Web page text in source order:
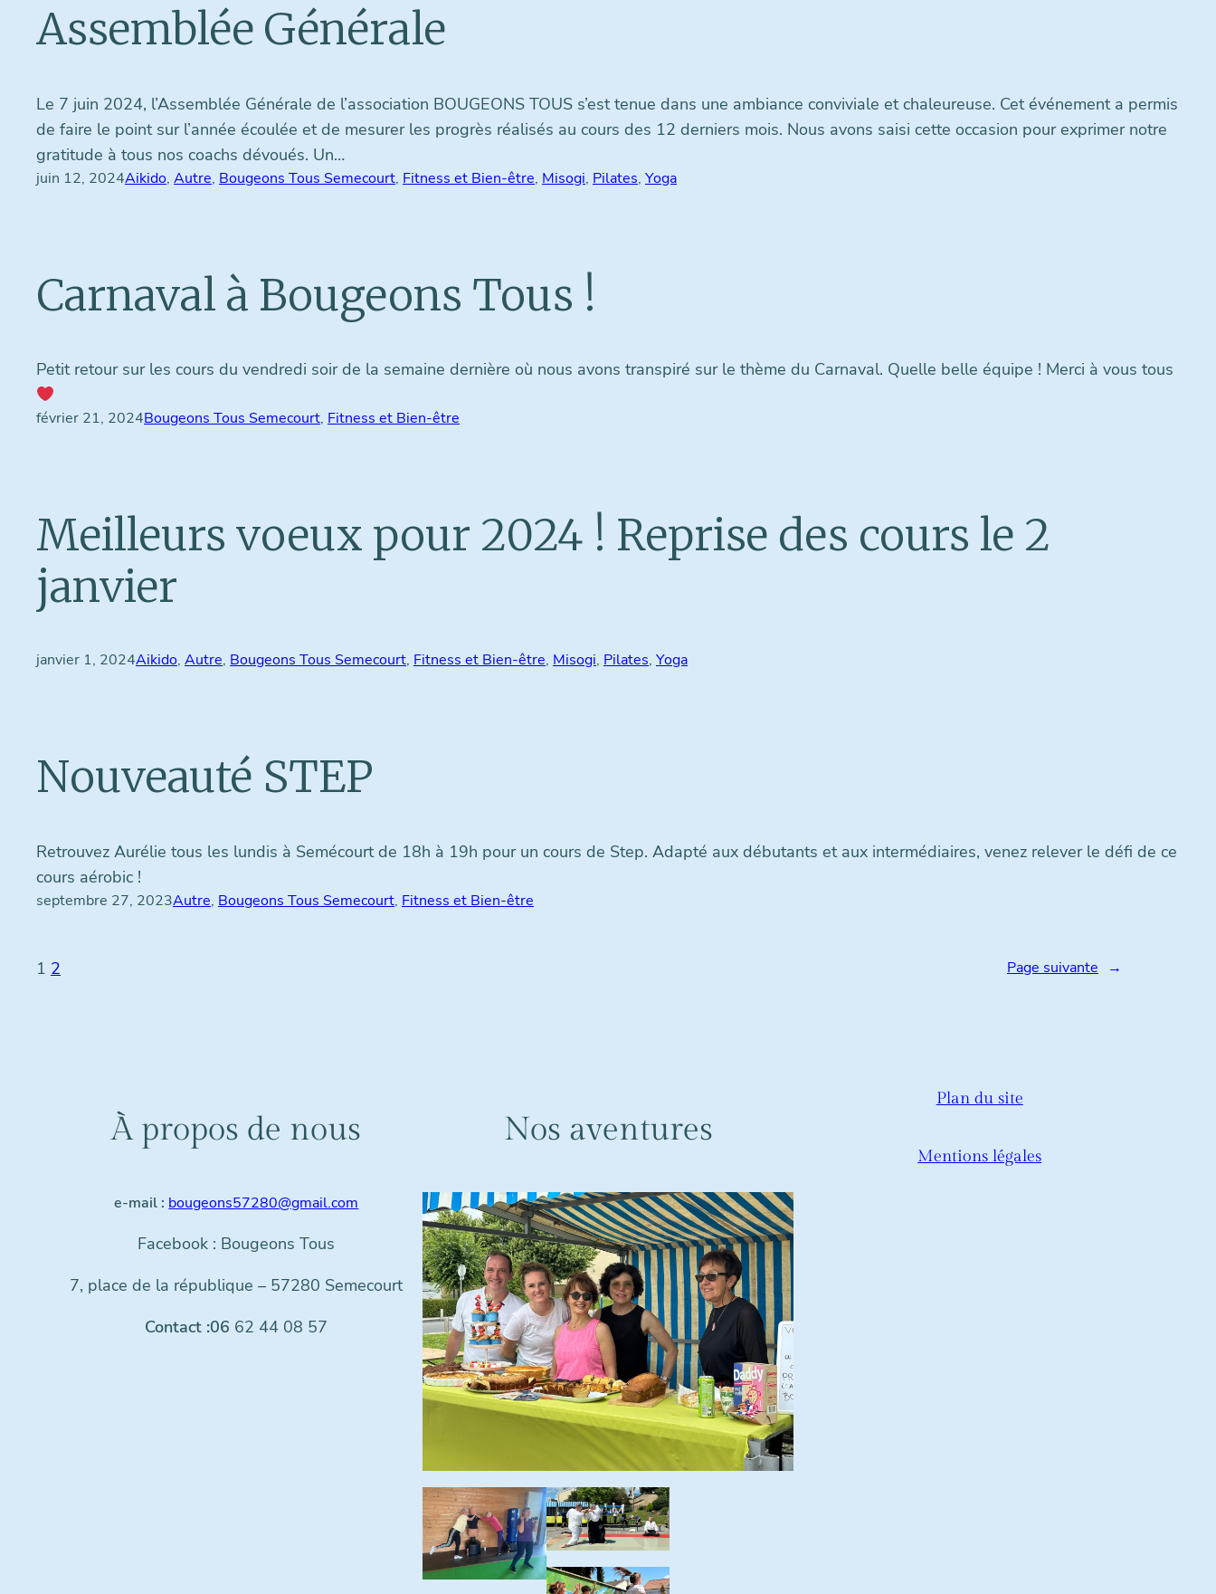
Assemblée Générale
Le 7 juin 2024, l’Assemblée Générale de l’association BOUGEONS TOUS s’est tenue dans une ambiance conviviale et chaleureuse. Cet événement a permis
de faire le point sur l’année écoulée et de mesurer les progrès réalisés au cours des 12 derniers mois. Nous avons saisi cette occasion pour exprimer notre
gratitude à tous nos coachs dévoués. Un…
juin 12, 2024Aikido, Autre, Bougeons Tous Semecourt, Fitness et Bien-être, Misogi, Pilates, Yoga
Carnaval à Bougeons Tous !
Petit retour sur les cours du vendredi soir de la semaine dernière où nous avons transpiré sur le thème du Carnaval. Quelle belle équipe ! Merci à vous tous
février 21, 2024Bougeons Tous Semecourt, Fitness et Bien-être
Meilleurs voeux pour 2024 ! Reprise des cours le 2
janvier
janvier 1, 2024Aikido, Autre, Bougeons Tous Semecourt, Fitness et Bien-être, Misogi, Pilates, Yoga
Nouveauté STEP
Retrouvez Aurélie tous les lundis à Semécourt de 18h à 19h pour un cours de Step. Adapté aux débutants et aux intermédiaires, venez relever le défi de ce
cours aérobic !
septembre 27, 2023Autre, Bougeons Tous Semecourt, Fitness et Bien-être
1 2 Page suivante →
À propos de nous
e-mail : bougeons57280@gmail.com
Facebook : Bougeons Tous
7, place de la république – 57280 Semecourt
Contact :06 62 44 08 57
Nos aventures
Plan du site
Mentions légales